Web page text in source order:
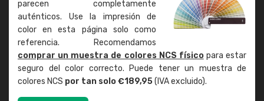
parecen completamente
auténticos. Use la impresión de
color en esta página solo como
referencia. Recomendamos
comprar un muestra de colores NCS físicopara estar
seguro del color correcto. Puede tener un muestra de
colores NCS por tan solo €189,95(IVA excluido).